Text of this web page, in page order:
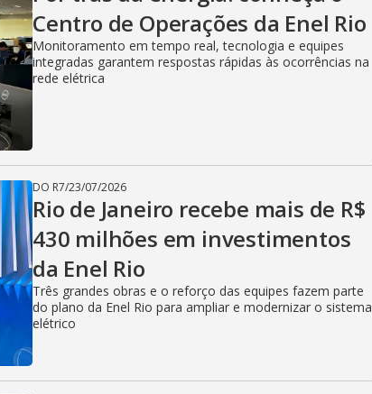
i
d
e
o
Centro de Operações da Enel Rio
Monitoramento em tempo real, tecnologia e equipes
integradas garantem respostas rápidas às ocorrências na
rede elétrica
DO R7/23/07/2026
Rio de Janeiro recebe mais de R$
430 milhões em investimentos
da Enel Rio
Três grandes obras e o reforço das equipes fazem parte
do plano da Enel Rio para ampliar e modernizar o sistema
elétrico